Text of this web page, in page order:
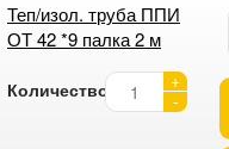
Теп/изол. труба ППИ
ОТ 42 *9 палка 2 м
Количество:
+
-